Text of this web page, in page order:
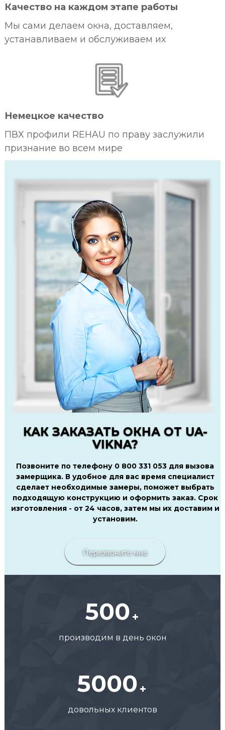
Качество на каждом этапе работы
Мы сами делаем окна, доставляем,
устанавливаем и обслуживаем их
Немецкое качество
ПВХ профили REHAU по праву заслужили
признание во всем мире
КАК ЗАКАЗАТЬ ОКНА ОТ UA-
VIKNA?
Позвоните по телефону 0 800 331 053 для вызова
замерщика. В удобное для вас время специалист
сделает необходимые замеры, поможет выбрать
подходящую конструкцию и оформить заказ. Срок
изготовления - от 24 часов, затем мы их доставим и
установим.
Перезвоните мне
500
производим в день окон
5000
довольных клиентов